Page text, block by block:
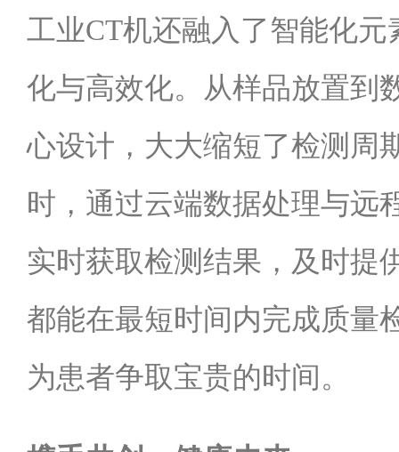
工业CT机还融入了智能化
化与高效化。从样品放置到
心设计，大大缩短了检测周
时，通过云端数据处理与远
实时获取检测结果，及时提
都能在最短时间内完成质量
为患者争取宝贵的时间。